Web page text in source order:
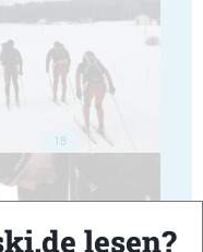
18
lesen?